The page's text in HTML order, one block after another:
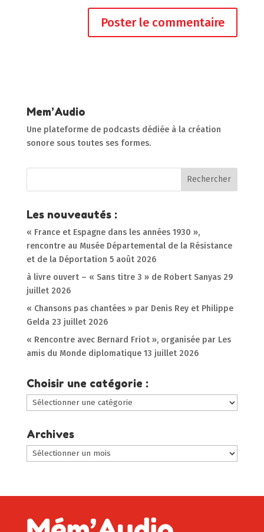
Mem’Audio
Une plateforme de podcasts dédiée à la création
sonore sous toutes ses formes.
Les nouveautés :
« France et Espagne dans les années 1930 »,
rencontre au Musée Départemental de la Résistance
et de la Déportation 5 août 2026
à livre ouvert – « Sans titre 3 » de Robert Sanyas 29
juillet 2026
« Chansons pas chantées » par Denis Rey et Philippe
Gelda 23 juillet 2026
« Rencontre avec Bernard Friot », organisée par Les
amis du Monde diplomatique 13 juillet 2026
Choisir une catégorie :
Choisir
une
catégorie
:
Archives
Archives